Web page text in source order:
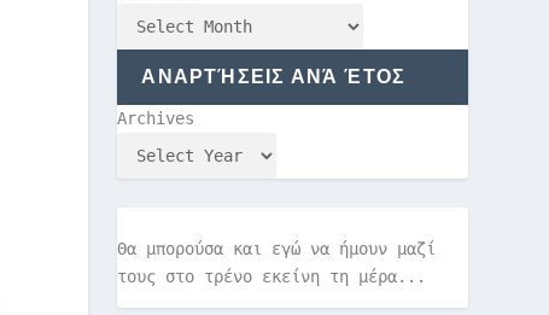
ΑΝΑΡΤΉΣΕΙΣ ΑΝΆ ΈΤΟΣ
Archives
Θα μπορούσα και εγώ να ήμουν μαζί
τους στο τρένο εκείνη τη μέρα...